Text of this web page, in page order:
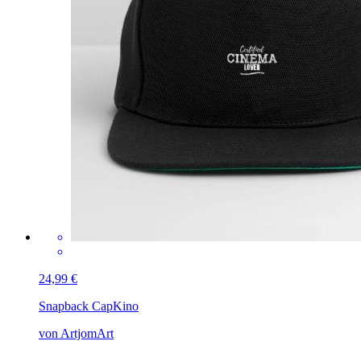
24,99 €
Snapback CapKino
von ArtjomArt